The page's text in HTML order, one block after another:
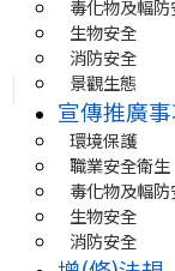
毒化物及輻
生物安全
消防安全
景觀生態
宣傳推廣
環境保護
職業安全衛生
毒化物及輻
生物安全
消防安全